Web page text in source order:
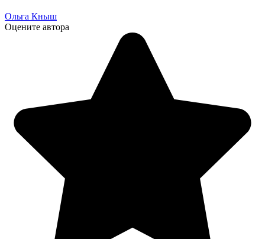
Ольга Кныш
Оцените автора